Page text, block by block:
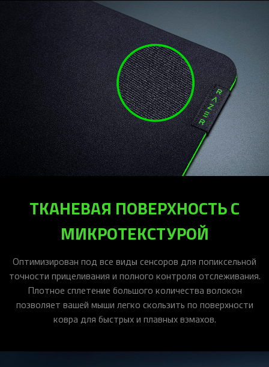
ТКАНЕВАЯ ПОВЕРХНОСТЬ С
МИКРОТЕКСТУРОЙ
Оптимизирован под все виды сенсоров для попиксельной
точности прицеливания и полного контроля отслеживания.
Плотное сплетение большого количества волокон
позволяет вашей мыши легко скользить по поверхности
ковра для быстрых и плавных взмахов.